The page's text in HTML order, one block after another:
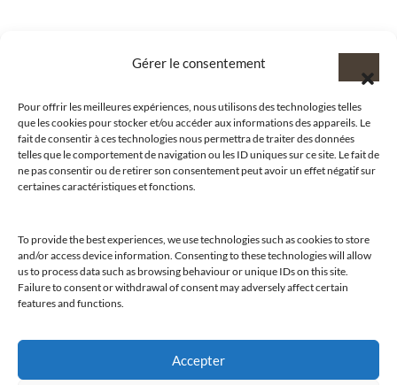
Gérer le consentement
Pour offrir les meilleures expériences, nous utilisons des technologies telles
que les cookies pour stocker et/ou accéder aux informations des appareils. Le
fait de consentir à ces technologies nous permettra de traiter des données
telles que le comportement de navigation ou les ID uniques sur ce site. Le fait de
ne pas consentir ou de retirer son consentement peut avoir un effet négatif sur
certaines caractéristiques et fonctions.
To provide the best experiences, we use technologies such as cookies to store
and/or access device information. Consenting to these technologies will allow
us to process data such as browsing behaviour or unique IDs on this site.
Failure to consent or withdrawal of consent may adversely affect certain
features and functions.
Accepter
@clubamilcar
LUXURY SELECTIONS BY CLUB AMILCAR